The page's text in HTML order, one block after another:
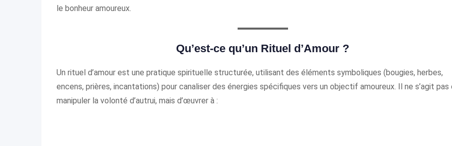
le bonheur amoureux.
Qu’est-ce qu’un Rituel d’Amour ?
Un rituel d’amour est une pratique spirituelle structurée, utilisant des éléments symboliques (bougies, herbes,
encens, prières, incantations) pour canaliser des énergies spécifiques vers un objectif amoureux. Il ne s’agit pas
manipuler la volonté d’autrui, mais d’œuvrer à :